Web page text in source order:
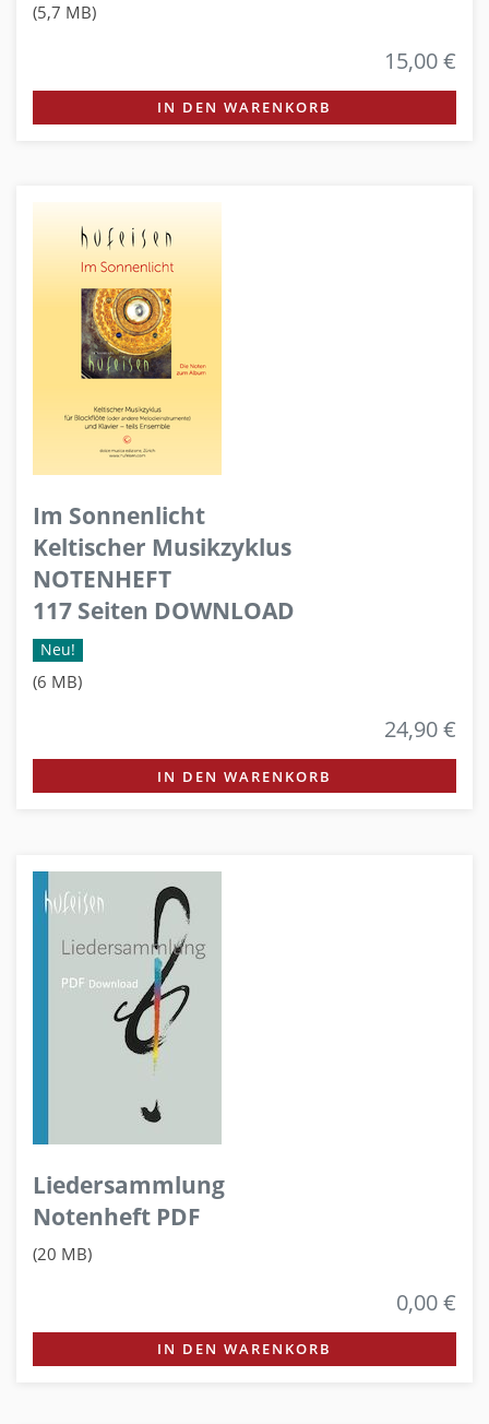
(5,7 MB)
15,00 €
IN DEN WARENKORB
Im Sonnenlicht
Keltischer Musikzyklus
NOTENHEFT
117 Seiten DOWNLOAD
Neu!
(6 MB)
24,90 €
IN DEN WARENKORB
Liedersammlung
Notenheft PDF
(20 MB)
0,00 €
IN DEN WARENKORB